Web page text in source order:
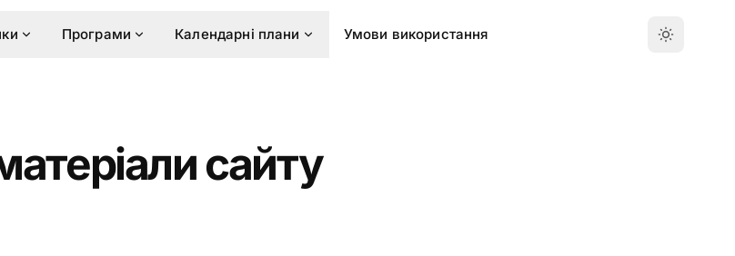
Програми Календарні плани Умови використання
сайту